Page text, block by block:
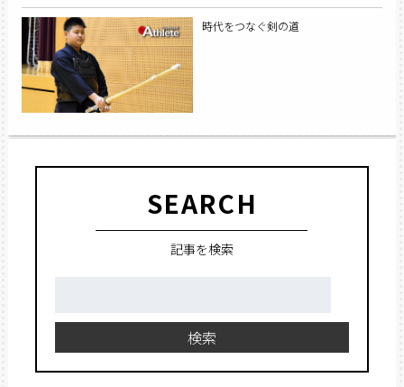
時代をつなぐ剣の道
SEARCH
記事を検索
検索